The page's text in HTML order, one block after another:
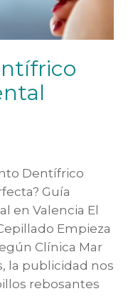
Dentífrico
Guía
en Valencia El
Empieza
Clínica Mar
la publicidad nos
rebosantes